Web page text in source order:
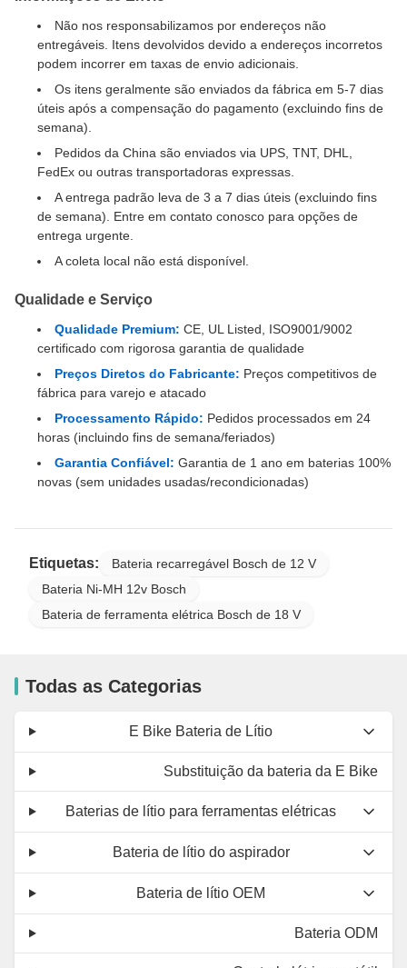
Não nos responsabilizamos por endereços não
entregáveis. Itens devolvidos devido a endereços incorretos
podem incorrer em taxas de envio adicionais.
Os itens geralmente são enviados da fábrica em 5-7 dias
úteis após a compensação do pagamento (excluindo fins de
semana).
Pedidos da China são enviados via UPS, TNT, DHL,
FedEx ou outras transportadoras expressas.
A entrega padrão leva de 3 a 7 dias úteis (excluindo fins
de semana). Entre em contato conosco para opções de
entrega urgente.
A coleta local não está disponível.
Qualidade e Serviço
Qualidade Premium: CE, UL Listed, ISO9001/9002
certificado com rigorosa garantia de qualidade
Preços Diretos do Fabricante: Preços competitivos de
fábrica para varejo e atacado
Processamento Rápido: Pedidos processados em 24
horas (incluindo fins de semana/feriados)
Garantia Confiável: Garantia de 1 ano em baterias 100%
novas (sem unidades usadas/recondicionadas)
Etiquetas:
Bateria recarregável Bosch de 12 V
Bateria Ni-MH 12v Bosch
Bateria de ferramenta elétrica Bosch de 18 V
Todas as Categorias
E Bike Bateria de Lítio
Substituição da bateria da E Bike
Baterias de lítio para ferramentas elétricas
Bateria de lítio do aspirador
Bateria de lítio OEM
Bateria ODM